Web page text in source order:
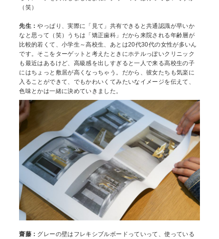
（笑）
先生：やっぱり、実際に「見て」共有できると共通認識が早いか
なと思って（笑）うちは「矯正歯科」だから来院される年齢層が
比較的若くて、小学生～高校生、あとは20代30代の女性が多いん
です。そこをターゲットと考えたときにホテルっぽいクリニック
も最近はあるけど、高級感を出しすぎると一人で来る高校生の子
にはちょっと敷居が高くなっちゃう。だから、彼女たちも気楽に
入ることができて、でもかわいくてみたいなイメージを伝えて、
色味とかは一緒に決めていきました。
齋藤： グレーの壁はフレキシブルボードっていって、使っている